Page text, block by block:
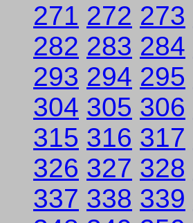
271 272 273
282 283 284
293 294 295
304 305 306
315 316 317
326 327 328
337 338 339